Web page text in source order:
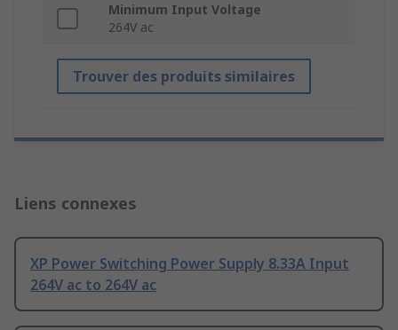
Minimum Input Voltage
264V ac
Trouver des produits similaires
Liens connexes
XP Power Switching Power Supply 8.33A Input
264V ac to 264V ac